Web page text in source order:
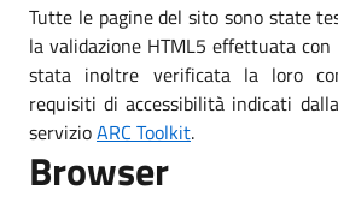
Tutte le pagine del sito sono state
la validazione HTML5 effettuata con
stata inoltre verificata la loro
requisiti di accessibilità indicati
servizioARC Toolkit.
Browser